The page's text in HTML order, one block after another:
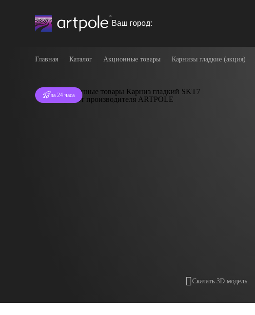
Ваш город:
Главная Каталог Акционные товары Карнизы гладкие (акция)
за 24 часа
Скачать 3D модель